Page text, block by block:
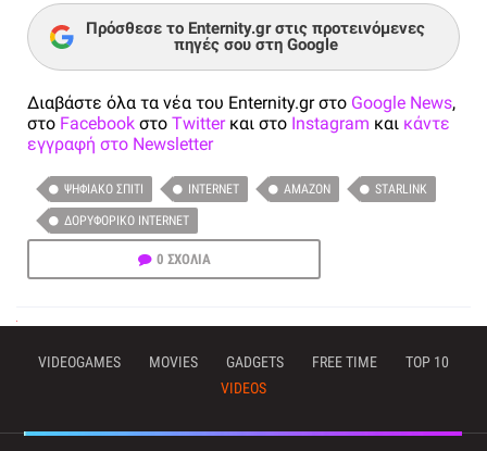
Πρόσθεσε το Enternity.gr στις προτεινόμενες
πηγές σου στη Google
Διαβάστε όλα τα νέα του Enternity.gr στο Google News,
στο Facebook στο Twitterκαι στο Instagram και κάντε
εγγραφή στο Newsletter
ΨΗΦΙΑΚΌ ΣΠΊΤΙ INTERNET AMAZON STARLINK
ΔΟΡΥΦΟΡΙΚΌ INTERNET
0 ΣΧΟΛΙΑ
VIDEOGAMES MOVIES GADGETS FREE TIME
TOP 10
VIDEOS